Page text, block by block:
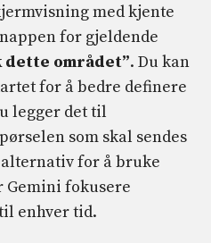
med kjente
for gjeldende
dette området”. Du kan
for å bedre definere
legger det til
som skal sendes
alternativ for å bruke
Gemini fokusere
enhver tid.